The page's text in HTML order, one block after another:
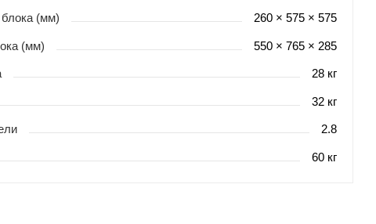
блока (мм) 260 × 575 × 575
(мм) 550 × 765 × 285
28 кг
32 кг
2.8
60 кг